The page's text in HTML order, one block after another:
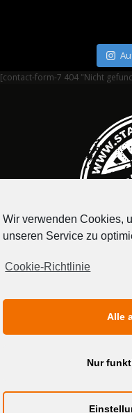
[contact-form-7 404 "Nicht
Wir verwenden Cookies,
unseren Service zu
Cookie-Richtlinie
Alle
Nur